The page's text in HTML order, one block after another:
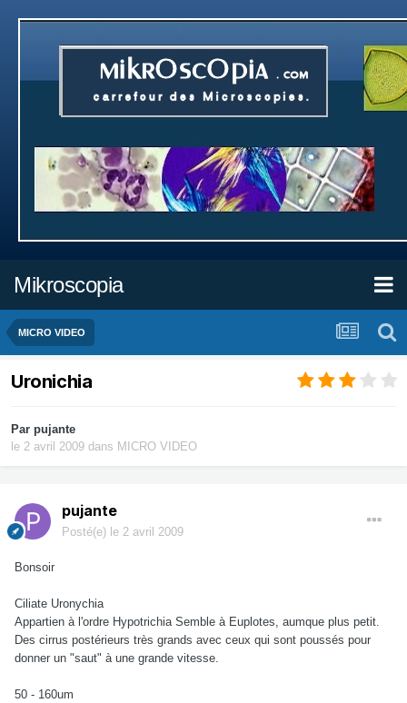
Mikroscopia
MICRO VIDEO
Uronichia
Par pujante
le 2 avril 2009 dans MICRO VIDEO
pujante
Posté(e) le 2 avril 2009
Bonsoir
Ciliate Uronychia
Appartien à l'ordre Hypotrichia Semble à Euplotes, aumque plus petit.
Des cirrus postérieurs très grands avec ceux qui sont poussés pour
donner un "saut" à une grande vitesse.
50 - 160um